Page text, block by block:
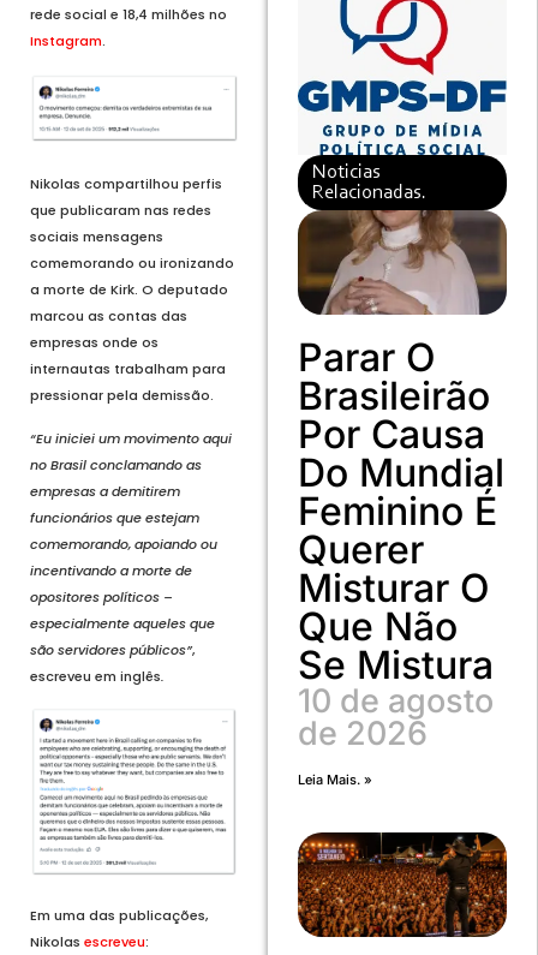
rede social e 18,4 milhões no
Instagram.
Nikolas compartilhou perfis
que publicaram nas redes
sociais mensagens
comemorando ou ironizando
a morte de Kirk. O deputado
marcou as contas das
empresas onde os
internautas trabalham para
pressionar pela demissão.
“Eu iniciei um movimento aqui
no Brasil conclamando as
empresas a demitirem
funcionários que estejam
comemorando, apoiando ou
incentivando a morte de
opositores políticos –
especialmente aqueles que
são servidores públicos”,
escreveu em inglês.
Em uma das publicações,
Nikolas escreveu:
Noticias
Relacionadas.
Parar O
Brasileirão
Por Causa
Do Mundial
Feminino É
Querer
Misturar O
Que Não
Se Mistura
10 de agosto
de 2026
Leia Mais. »